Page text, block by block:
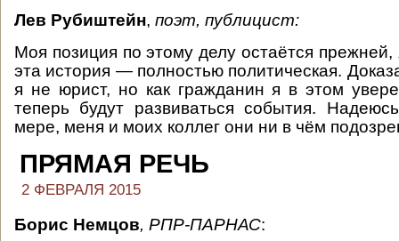
Лев Рубиштейн, поэт, публицист:
Моя позиция по этому делу остаётся прежней,
эта история — полностью политическая.
я не юрист, но как гражданин я в этом
теперь будут развиваться события.
мере, меня и моих коллег они ни в чём
ПРЯМАЯ РЕЧЬ
2 ФЕВРАЛЯ 2015
Борис Немцов, РПР-ПАРНАС: